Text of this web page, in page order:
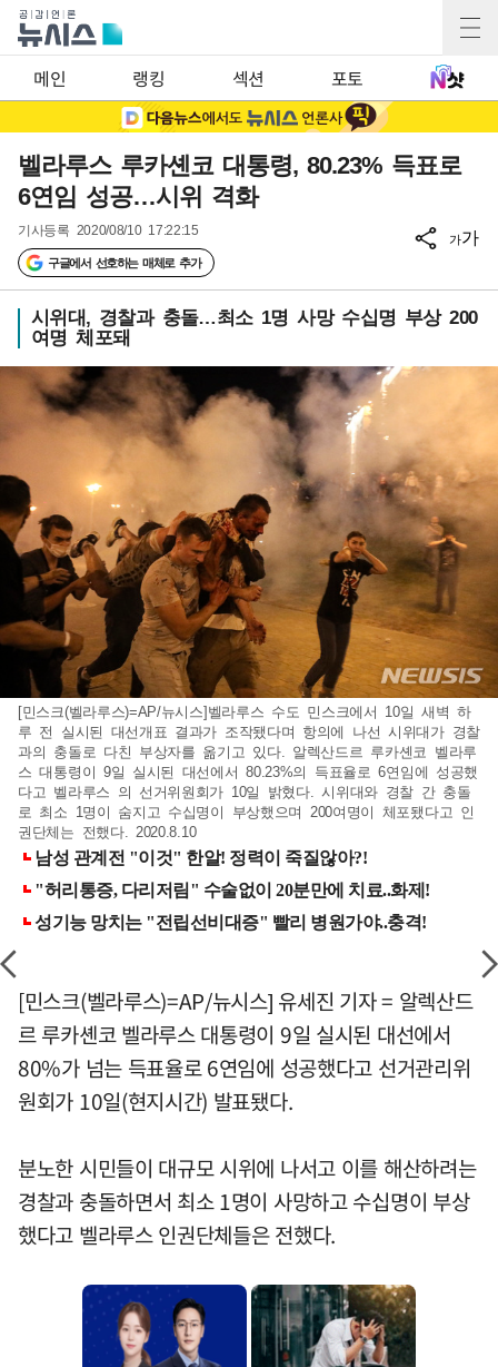
메인 랭킹 섹션 포토
벨라루스 루카셴코 대통령, 80.23% 득표로
6연임 성공…시위 격화
기사등록 2020/08/10 17:22:15
구글에서 선호하는 매체로 추가
가가
시위대, 경찰과 충돌…최소 1명 사망 수십명 부상 200
여명 체포돼
[민스크(벨라루스)=AP/뉴시스]벨라루스 수도 민스크에서 10일 새벽 하
루 전 실시된 대선개표 결과가 조작됐다며 항의에 나선 시위대가 경찰
과의 충돌로 다친 부상자를 옮기고 있다. 알렉산드르 루카셴코 벨라루
스 대통령이 9일 실시된 대선에서 80.23%의 득표율로 6연임에 성공했
다고 벨라루스 의 선거위원회가 10일 밝혔다. 시위대와 경찰 간 충돌
로 최소 1명이 숨지고 수십명이 부상했으며 200여명이 체포됐다고 인
권단체는 전했다. 2020.8.10
[민스크(벨라루스)=AP/뉴시스] 유세진 기자 = 알렉산드
르 루카셴코 벨라루스 대통령이 9일 실시된 대선에서
80%가 넘는 득표율로 6연임에 성공했다고 선거관리위
원회가 10일(현지시간) 발표됐다.
분노한 시민들이 대규모 시위에 나서고 이를 해산하려는
경찰과 충돌하면서 최소 1명이 사망하고 수십명이 부상
했다고 벨라루스 인권단체들은 전했다.